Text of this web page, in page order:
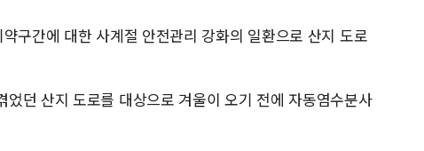
구간에 대한 사계절 안전관리 강화의 일환으로 산지 도로
던 산지 도로를 대상으로 겨울이 오기 전에 자동염수분사